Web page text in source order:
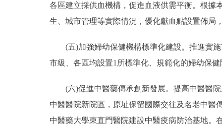
各區建立採供血機構，促進血液供需平衡。根據
生、城市管理等實際情況，優化獻血點設置佈局
(五)加強婦幼保健機構標準化建設。推進實施
市級、各區均設置1所標準化、規範化的婦幼保
(六)促進中醫藥傳承創新發展。提高中醫醫院
中醫醫院新院區，原址保留國際交往及名老中醫
中醫藥大學東直門醫院建設中醫疫病防治基地。